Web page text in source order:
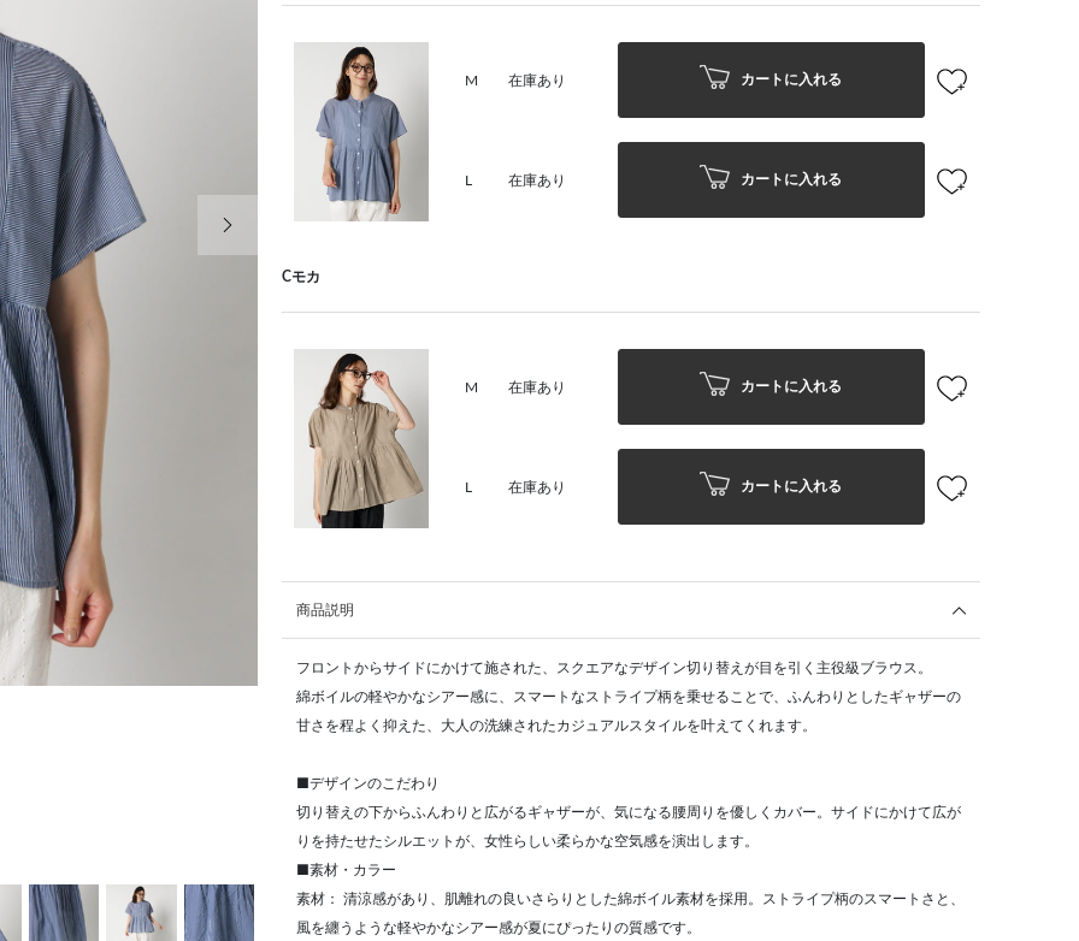
M 在庫あり カートに入れる
L 在庫あり カートに入れる
Cモカ
M 在庫あり カートに入れる
L 在庫あり カートに入れる
商品説明
フロントからサイドにかけて施された、スクエアなデザイン切り替えが目を引く主役級ブラウス。
綿ボイルの軽やかなシアー感に、スマートなストライプ柄を乗せることで、ふんわりとしたギャザーの
甘さを程よく抑えた、大人の洗練されたカジュアルスタイルを叶えてくれます。
■デザインのこだわり
切り替えの下からふんわりと広がるギャザーが、気になる腰周りを優しくカバー。サイドにかけて広が
りを持たせたシルエットが、女性らしい柔らかな空気感を演出します。
■素材・カラー
素材： 清涼感があり、肌離れの良いさらりとした綿ボイル素材を採用。ストライプ柄のスマートさと、
風を纏うような軽やかなシアー感が夏にぴったりの質感です。